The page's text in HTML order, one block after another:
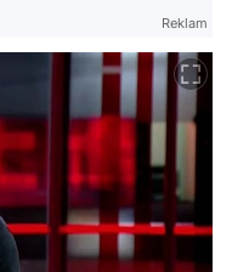
Reklam